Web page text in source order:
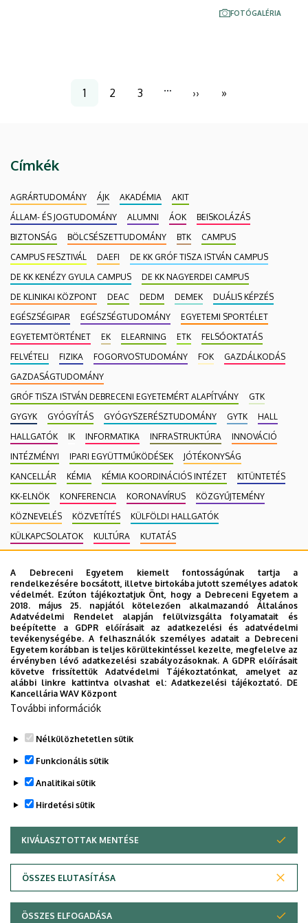
Ünnepéhez kapcsolódva szervezte meg aFOTÓGALÉRIA
Oldalszámozás
Jelenlegi
1
Page
2
Page
3
…
Következő
››
Utolsó
»
Címkék
AGRÁRTUDOMÁNY ÁJK AKADÉMIA
AKIT
ÁLLAM- ÉS JOGTUDOMÁNY
ALUMNI ÁOK
BEISKOLÁZÁS
BIZTONSÁG
BÖLCSÉSZETTUDOMÁNY BTK
CAMPUS
CAMPUS FESZTIVÁL
DAEFI
DE KK GRÓF TISZA ISTVÁN CAMPUS
DE KK KENÉZY GYULA CAMPUS
DE KK NAGYERDEI CAMPUS
DE KLINIKAI KÖZPONT
DEAC DEDM DEMEK
DUÁLIS KÉPZÉS
EGÉSZSÉGIPAR
EGÉSZSÉGTUDOMÁNY
EGYETEMI SPORTÉLET
EGYETEMTÖRTÉNET
EK ELEARNING ETK
FELSŐOKTATÁS
FELVÉTELI
FIZIKA FOGORVOSTUDOMÁNY FOK
GAZDÁLKODÁS
GAZDASÁGTUDOMÁNY
GRÓF TISZA ISTVÁN DEBRECENI EGYETEMÉRT ALAPÍTVÁNY
GTK
GYGYK
GYÓGYÍTÁS GYÓGYSZERÉSZTUDOMÁNY GYTK
HALL
HALLGATÓK
IK INFORMATIKA INFRASTRUKTÚRA
INNOVÁCIÓ
INTÉZMÉNYI
IPARI EGYÜTTMŰKÖDÉSEK
JÓTÉKONYSÁG
KANCELLÁR
KÉMIA KÉMIA KOORDINÁCIÓS INTÉZET
KITÜNTETÉS
KK-ELNÖK
KONFERENCIA KORONAVÍRUS
KÖZGYŰJTEMÉNY
KÖZNEVELÉS
KÖZVETÍTÉS
KÜLFÖLDI HALLGATÓK
KÜLKAPCSOLATOK
KULTÚRA
KUTATÁS
MOBILITÁSI PROGRAM
MULTIMÉDIA MŰSZAKI
NEKROLÓG
NÉPEGÉSZSÉGÜGY
NEUROTECH NEVELÉSTUDOMÁNY
NK
OKTATÁS
ORVOSTUDOMÁNY
PEDAGÓGUSKÉPZŐ KÖZPONT
PONTHATÁROK
RAK RANGSOR REKTOR
SET KÖZPONT
SIÓFOK CAMPUS
SPORT SPORTTUDOMÁNYOK
STUDYVERSITY
SZENIOR EGYETEM
SZOLNOK CAMPUS
TÁRSADALOMTUDOMÁNY
TDK
TEHETSÉGGONDOZÁS
TUDOMÁNY
UD CATAPULT
ZK
ZÖLD EGYETEM
Adatvédelem
A Debreceni Egyetem kiemelt fontosságúnak tartja a
rendelkezésére bocsátott, illetve birtokába jutott személyes adatok
védelmét. Ezúton tájékoztatjuk Önt, hogy a Debreceni Egyetem a
2018. május 25. napjától kötelezően alkalmazandó Általános
Adatvédelmi Rendelet alapján felülvizsgálta folyamatait és
beépítette a GDPR előírásait az adatkezelési és adatvédelmi
tevékenységébe. A felhasználók személyes adatait a Debreceni
Egyetem korábban is teljes körültekintéssel kezelte, megfelelve az
érvényben lévő adatkezelési szabályozásoknak. A GDPR előírásait
követve frissítettük Adatvédelmi Tájékoztatónkat, amelyet az
alábbi linkre kattintva olvashat el:Adatkezelési tájékoztató. DE
Kancellária WAV Központ
További információk
Nélkülözhetetlen sütik
Funkcionális sütik
Analitikai sütik
Hirdetési sütik
KIVÁLASZTOTTAK MENTÉSE
ÖSSZES ELUTASÍTÁSA
WITHDRAW CONSENT
ÖSSZES ELFOGADÁSA